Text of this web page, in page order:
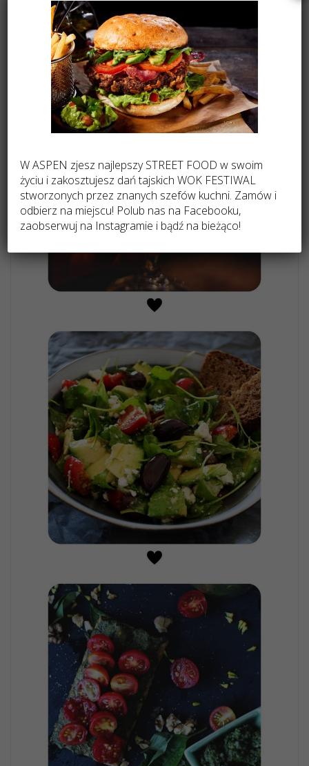
W ASPEN zjesz najlepszy STREET FOOD w swoim
życiu i zakosztujesz dań tajskich WOK FESTIWAL
stworzonych przez znanych szefów kuchni. Zamów i
odbierz na miejscu! Polub nas na Facebooku,
zaobserwuj na Instagramie i bądź na bieżąco!